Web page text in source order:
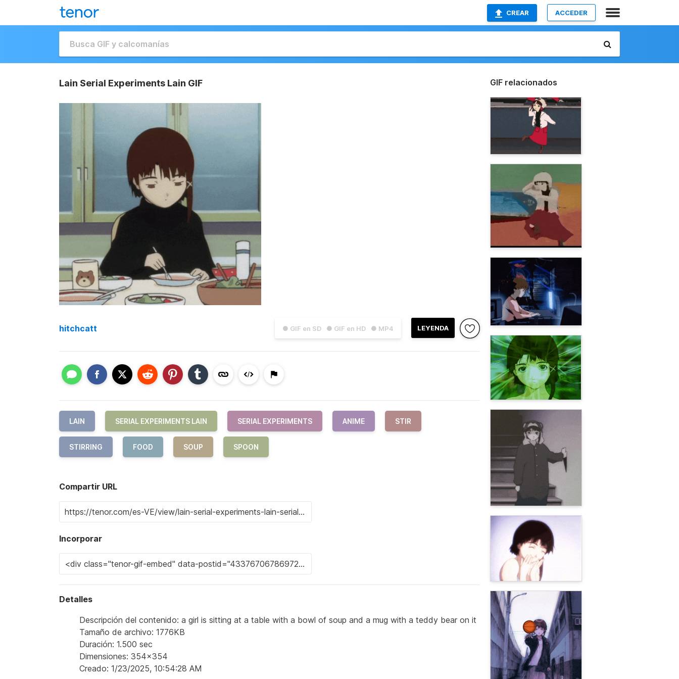
CREAR ACCEDER
Lain Serial Experiments Lain GIF
● GIF en SD ● GIF en HD ● MP4 LEYENDA
hitchcatt
LAIN SERIAL EXPERIMENTS LAIN SERIAL EXPERIMENTS ANIME STIR
STIRRING FOOD SOUP SPOON
Compartir URL
Incorporar
Detalles
Descripción del contenido: a girl is sitting at a table with a bowl of soup and a mug with a teddy bear on it
Tamaño de archivo: 1776KB
Duración: 1.500 sec
Dimensiones: 354x354
Creado: 1/23/2025, 10:54:28 AM
GIF relacionados